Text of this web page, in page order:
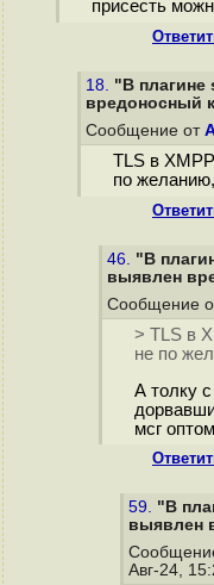
присесть
18. "В плагине
вредоносный
Сообщение от
TLS в
по
46. "В
выявлен
Сообщение
> TLS в
не по
А толку
мсг
59. "В
выявлен
Авг-24,